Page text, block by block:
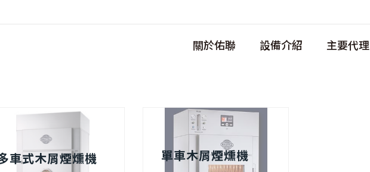
關於佑聯 設備介紹 主要代理
車式木屑煙燻機 單車木屑煙燻機